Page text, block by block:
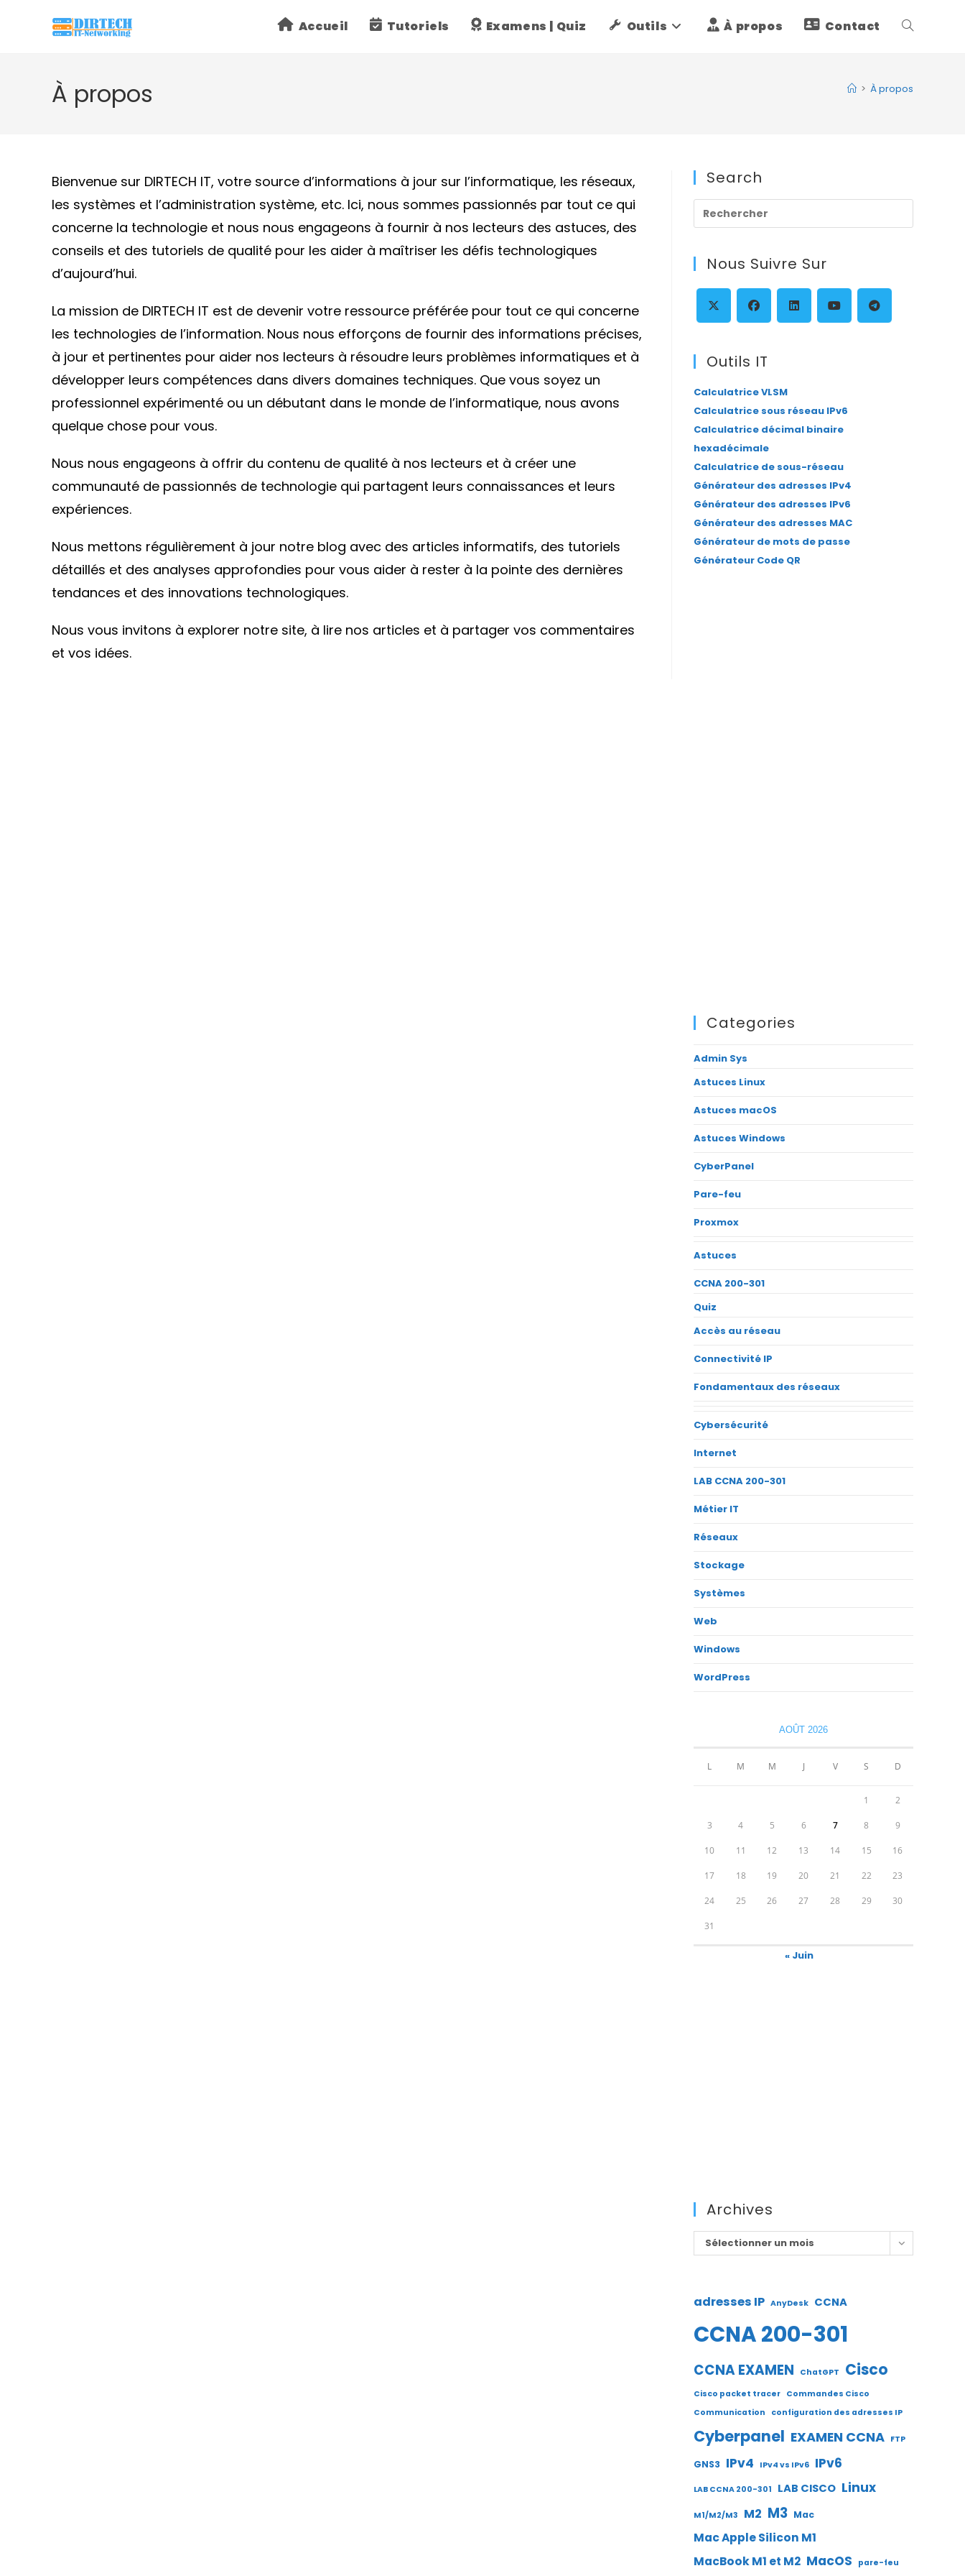
Accueil Tutoriels Examens | Quiz Outils À propos Contact Toggle
À propos > À propos
Bienvenue sur DIRTECH IT, votre source d’informations à jour sur l’informatique, les réseaux,
les systèmes et l’administration système, etc. Ici, nous sommes passionnés par tout ce qui
concerne la technologie et nous nous engageons à fournir à nos lecteurs des astuces, des
conseils et des tutoriels de qualité pour les aider à maîtriser les défis technologiques
d’aujourd’hui.
La mission de DIRTECH IT est de devenir votre ressource préférée pour tout ce qui concerne
les technologies de l’information. Nous nous efforçons de fournir des informations précises,
à jour et pertinentes pour aider nos lecteurs à résoudre leurs problèmes informatiques et à
développer leurs compétences dans divers domaines techniques. Que vous soyez un
professionnel expérimenté ou un débutant dans le monde de l’informatique, nous avons
quelque chose pour vous.
Nous nous engageons à offrir du contenu de qualité à nos lecteurs et à créer une
communauté de passionnés de technologie qui partagent leurs connaissances et leurs
expériences.
Nous mettons régulièrement à jour notre blog avec des articles informatifs, des tutoriels
détaillés et des analyses approfondies pour vous aider à rester à la pointe des dernières
tendances et des innovations technologiques.
Nous vous invitons à explorer notre site, à lire nos articles et à partager vos commentaires
et vos idées.
Search
Escape
Nous Suivre Sur
dans
un
nouvel
onglet
dans
nouvel
onglet
nouvel
onglet onglet
Outils IT
Calculatrice VLSM
Calculatrice sous réseau IPv6
Calculatrice décimal binaire
hexadécimale
Calculatrice de sous-réseau
Générateur des adresses IPv4
Générateur des adresses IPv6
Générateur des adresses MAC
Générateur de mots de passe
Générateur Code QR
Categories
Admin Sys
Astuces Linux
Astuces macOS
Astuces Windows
CyberPanel
Pare-feu
Proxmox
Astuces
CCNA 200-301
Quiz
Accès au réseau
Connectivité IP
Fondamentaux des réseaux
Cybersécurité
Internet
LAB CCNA 200-301
Métier IT
Réseaux
Stockage
Systèmes
Web
Windows
WordPress
AOÛT 2026
L M M J V S D
1 2
3 4 5 6 7 8 9
10 11 12 13 14 15 16
17 18 19 20 21 22 23
24 25 26 27 28 29 30
31
« Juin
Archives
Archives
Sélectionner un mois
adresses IP AnyDesk CCNA
CCNA 200-301
CCNA EXAMEN ChatGPT Cisco
Cisco packet tracer Commandes Cisco
Communication
configuration des adresses IP
Cyberpanel EXAMEN CCNA FTP
GNS3 IPv4 IPv4 vs IPv6 IPv6
LAB CCNA 200-301 LAB CISCO Linux
M1/M2/M3 M2 M3 Mac
Mac Apple Silicon M1
MacBook M1 et M2 MacOS pare-feu